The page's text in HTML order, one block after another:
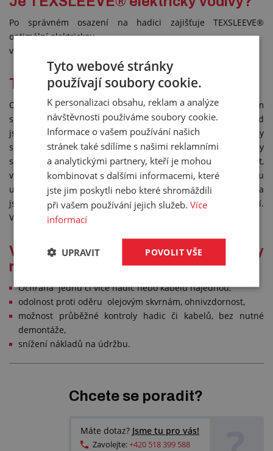
Po správném osazení na hadici zajišťuje TEXSLEEVE®
optimální elektrickou
vodivost. (Otestováno prostřednictvím specifikace ISO 8031).
TEXWRAP®
Ochranný rukávec pro hadice a kabely, odolný ropným
skvrnám, oděru a vysokým teplotám. Ideální řešení, pokud
jsou již hadice či kabely na místě namontovány. Díky
speciálnímu suchému zipu není potřeba hadice či kabely
složitě odmontovávat a návlek měnit. Stačí pouze rozepnout,
vyměnit a sepnout. Exkluzivní zamykání díky suchému zipu
umožňuje rovněž nekonečnou délku spojení. Nylonová vlákna
jsou potažena speciální vrstvou odolnou proti UV záření.
Velmi dobře odolává oděru a teplotám až do +180 °C.
V čem spočívají největší výhody
rukávce TEXWRAP®?
Ochrana jednu či více hadic nebo kabelů najednou,
odolnost proti oděru olejovým skvrnám, ohnivzdornost,
možnost průběžné kontroly hadic či kabelů, bez nutné
demontáže,
snížení nákladů na údržbu.
Chcete se poradit?
Máte dotaz? Jsme tu pro vás!
Zavolejte:+420 518 399 588
Tyto webové stránky
používají soubory cookie.
K personalizaci obsahu, reklam a analýze
návštěvnosti používáme soubory cookie.
Informace o vašem používání našich
stránek také sdílíme s našimi reklamními
a analytickými partnery, kteří je mohou
kombinovat s dalšími informacemi, které
jste jim poskytli nebo které shromáždili
při vašem používání jejich služeb.Více
informací
POVOLIT VŠE
UPRAVIT